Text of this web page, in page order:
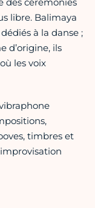
des cérémonies
libre. Balimaya
à la danse ;
d’origine, ils
les voix
timbres et